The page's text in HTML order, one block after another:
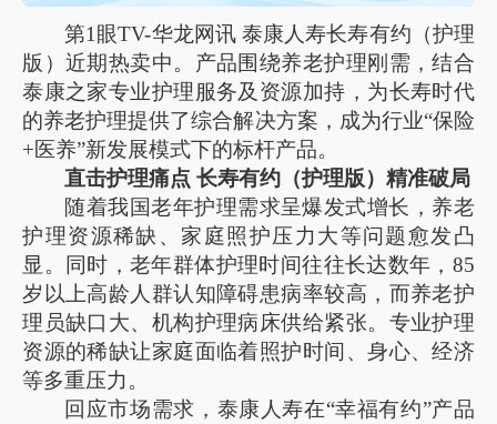
第1眼TV-华龙网讯 泰康人寿长寿有约（护理
版）近期热卖中。产品围绕养老护理刚需，结合
泰康之家专业护理服务及资源加持，为长寿时代
的养老护理提供了综合解决方案，成为行业“保险
+医养”新发展模式下的标杆产品。
直击护理痛点 长寿有约（护理版）精准破局
随着我国老年护理需求呈爆发式增长，养老
护理资源稀缺、家庭照护压力大等问题愈发凸
显。同时，老年群体护理时间往往长达数年，85
岁以上高龄人群认知障碍患病率较高，而养老护
理员缺口大、机构护理病床供给紧张。专业护理
资源的稀缺让家庭面临着照护时间、身心、经济
等多重压力。
回应市场需求，泰康人寿在“幸福有约”产品